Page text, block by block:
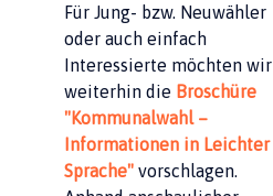
Für Jung- bzw. Neuwähler
oder auch einfach
Interessierte möchten wir
weiterhin die Broschüre
"Kommunalwahl –
Informationen in Leichter
Sprache" vorschlagen.